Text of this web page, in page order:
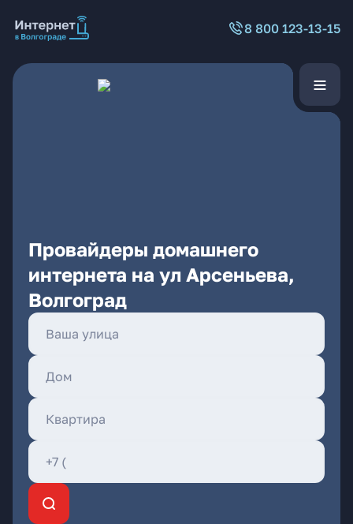
8 800 123-13-15
Провайдеры домашнего
интернета на ул Арсеньева,
Волгоград